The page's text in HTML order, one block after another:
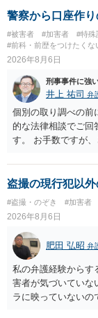
護観察所と連携した
督者の証言 など、
なければあまり意味
あれば本人の反省の
いうのが実感です。
警察から口座作り
#被害者 #加害者 #特殊
#前科・前歴をつけたくな
2026年8月6日
刑事事件に強
井上 祐司 弁
個別の取り調べの前
的な法律相談でご回
す。 お手数ですが
の程度だと聞いてい
相談を受けられたう
一般論でいえば、
り調べ内容を録音す
盗撮の現行犯以
#盗撮・のぞき #加害者
2026年8月6日
肥田 弘昭 弁
私の弁護経験からす
害者が気づいていな
ラに映っていないの